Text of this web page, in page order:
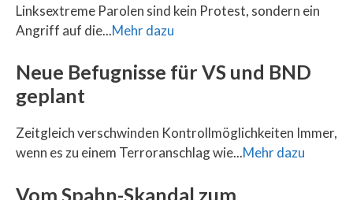
Linksextreme Parolen sind kein Protest, sondern ein
Angriff auf die...Mehr dazu
Neue Befugnisse für VS und BND
geplant
Zeitgleich verschwinden Kontrollmöglichkeiten Immer,
wenn es zu einem Terroranschlag wie...Mehr dazu
Vom Spahn-Skandal zum